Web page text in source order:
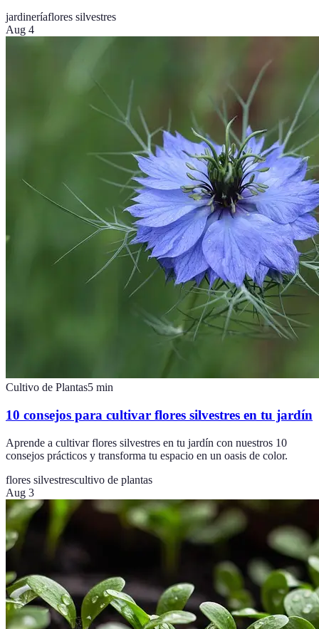
jardineríaflores silvestres
Aug 4
Cultivo de Plantas5 min
10 consejos para cultivar flores silvestres en tu jardín
Aprende a cultivar flores silvestres en tu jardín con nuestros 10
consejos prácticos y transforma tu espacio en un oasis de color.
flores silvestrescultivo de plantas
Aug 3